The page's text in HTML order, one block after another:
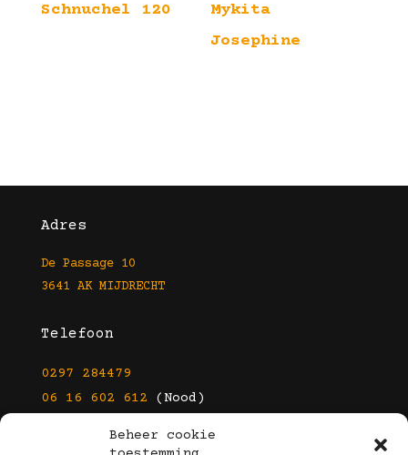
Beheer cookie
Schnuchel 120
Mykita
Josephine
Adres
De Passage 10
3641 AK MIJDRECHT
Telefoon
0297 284479
06 16 602 612 (Nood)